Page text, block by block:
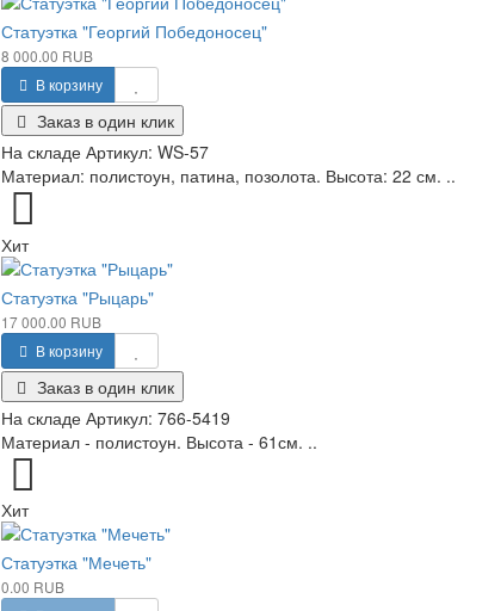
Статуэтка "Георгий Победоносец"
8 000.00 RUB
В корзину
Заказ в один клик
На складе Артикул: WS-57
Материал: полистоун, патина, позолота. Высота: 22 см. ..
Хит
Статуэтка "Рыцарь"
17 000.00 RUB
В корзину
Заказ в один клик
На складе Артикул: 766-5419
Материал - полистоун. Высота - 61см. ..
Хит
Статуэтка "Мечеть"
0.00 RUB